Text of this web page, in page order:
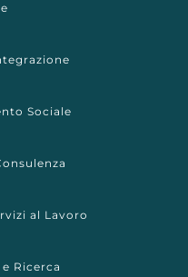
Sociale
al Lavoro
Ricerca